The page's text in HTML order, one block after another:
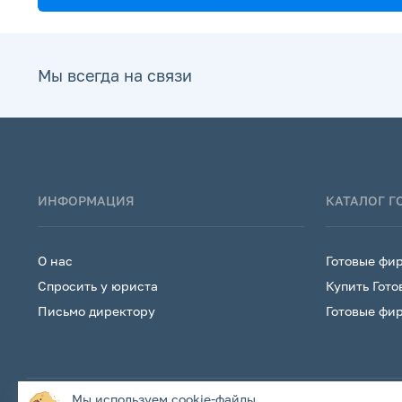
Мы всегда на связи
ИНФОРМАЦИЯ
О нас
Спросить у юриста
Письмо директору
КАТАЛОГ
Готовые
Купить
Готовые
Мы используем cookie-файлы